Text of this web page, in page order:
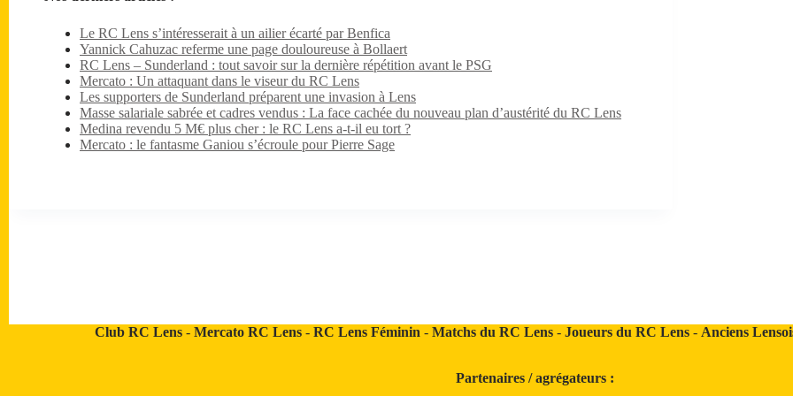
Le RC Lens s’intéresserait à un ailier écarté par Benfica
Yannick Cahuzac referme une page douloureuse à Bollaert
RC Lens – Sunderland : tout savoir sur la dernière répétition avant le PSG
Mercato : Un attaquant dans le viseur du RC Lens
Les supporters de Sunderland préparent une invasion à Lens
Masse salariale sabrée et cadres vendus : La face cachée du nouveau plan d’austérité du RC Lens
Medina revendu 5 M€ plus cher : le RC Lens a-t-il eu tort ?
Mercato : le fantasme Ganiou s’écroule pour Pierre Sage
Club RC Lens- Mercato RC Lens- RC Lens Féminin - Matchs du RC Lens- Joueurs du RC Lens- Anciens
Partenaires / agrégateurs :